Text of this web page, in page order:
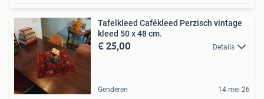
Tafelkleed Cafékleed Perzisch vintage
kleed 50 x 48 cm.
€ 25,00 Details
Genderen 14 mei 26